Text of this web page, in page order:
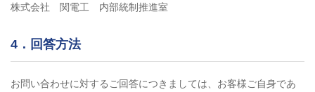
株式会社 関電工 内部統制推進室
4．回答方法
お問い合わせに対するご回答につきましては、お客様ご自身であ